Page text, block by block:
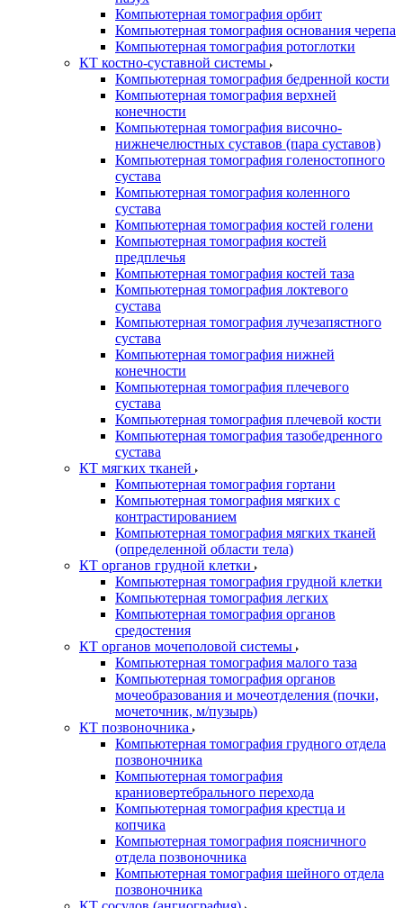
Компьютерная томография орбит
Компьютерная томография основания черепа
Компьютерная томография ротоглотки
КТ костно-суставной системы
Компьютерная томография бедренной кости
Компьютерная томография верхней
конечности
Компьютерная томография височно-
нижнечелюстных суставов (пара суставов)
Компьютерная томография голеностопного
сустава
Компьютерная томография коленного
сустава
Компьютерная томография костей голени
Компьютерная томография костей
предплечья
Компьютерная томография костей таза
Компьютерная томография локтевого
сустава
Компьютерная томография лучезапястного
сустава
Компьютерная томография нижней
конечности
Компьютерная томография плечевого
сустава
Компьютерная томография плечевой кости
Компьютерная томография тазобедренного
сустава
КТ мягких тканей
Компьютерная томография гортани
Компьютерная томография мягких с
контрастированием
Компьютерная томография мягких тканей
(определенной области тела)
КТ органов грудной клетки
Компьютерная томография грудной клетки
Компьютерная томография легких
Компьютерная томография органов
средостения
КТ органов мочеполовой системы
Компьютерная томография малого таза
Компьютерная томография органов
мочеобразования и мочеотделения (почки,
мочеточник, м/пузырь)
КТ позвоночника
Компьютерная томография грудного отдела
позвоночника
Компьютерная томография
краниовертебрального перехода
Компьютерная томография крестца и
копчика
Компьютерная томография поясничного
отдела позвоночника
Компьютерная томография шейного отдела
позвоночника